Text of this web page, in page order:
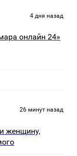
4 дня назад
онлайн 24»
26 минут назад
женщину,